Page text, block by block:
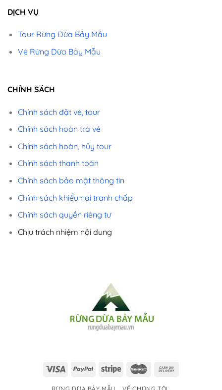
DỊCH VỤ
Tour Rừng Dừa Bảy Mẫu
Vé Rừng Dừa Bảy Mẫu
CHÍNH SÁCH
Chính sách đặt vé, tour
Chính sách hoàn trả vé
Chính sách hoàn, hủy tour
Chính sách thanh toán
Chính sách bảo mật thông tin
Chính sách khiếu nại tranh chấp
Chính sách quyền riêng tư
Chịu trách nhiệm nội dung